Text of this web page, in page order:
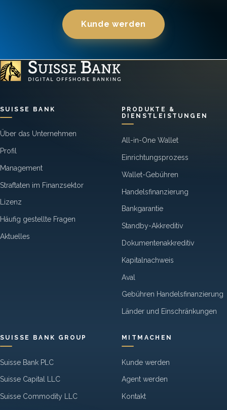
Kunde werden
SUISSE BANK
Über das Unternehmen
Profil
Management
Straftaten im Finanzsektor
Lizenz
Häufig gestellte Fragen
Aktuelles
PRODUKTE &
DIENSTLEISTUNGEN
All-in-One Wallet
Einrichtungsprozess
Wallet-Gebühren
Handelsfinanzierung
Bankgarantie
Standby-Akkreditiv
Dokumentenakkreditiv
Kapitalnachweis
Aval
Gebühren Handelsfinanzierung
Länder und Einschränkungen
SUISSE BANK GROUP
Suisse Bank PLC
Suisse Capital LLC
Suisse Commodity LLC
MITMACHEN
Kunde werden
Agent werden
Kontakt